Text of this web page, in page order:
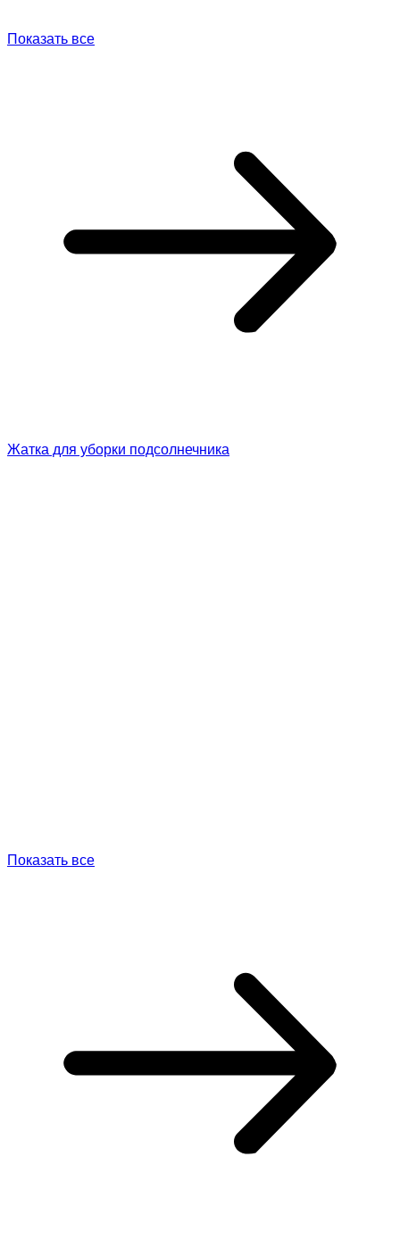
Показать все
Жатка для уборки подсолнечника
Показать все